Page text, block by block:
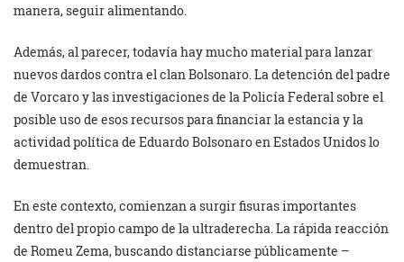
manera, seguir alimentando.
Además, al parecer, todavía hay mucho material para lanzar
nuevos dardos contra el clan Bolsonaro. La detención del padre
de Vorcaro y las investigaciones de la Policía Federal sobre el
posible uso de esos recursos para financiar la estancia y la
actividad política de Eduardo Bolsonaro en Estados Unidos lo
demuestran.
En este contexto, comienzan a surgir fisuras importantes
dentro del propio campo de la ultraderecha. La rápida reacción
de Romeu Zema, buscando distanciarse públicamente –